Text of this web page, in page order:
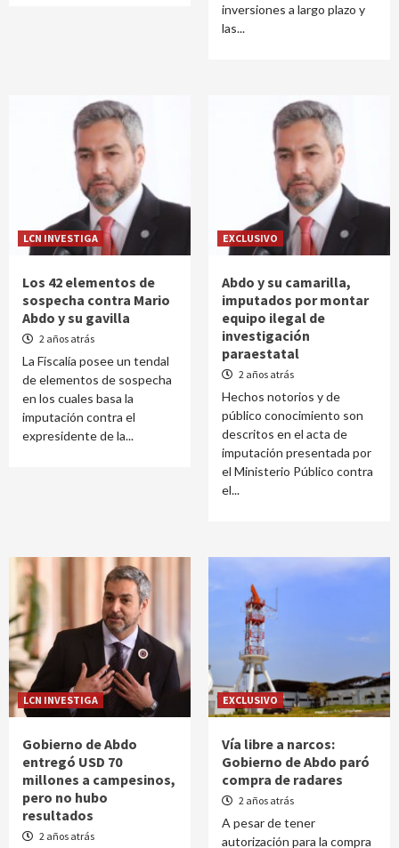
inversiones a largo plazo y
las...
LCN INVESTIGA
Los 42 elementos de
sospecha contra Mario
Abdo y su gavilla
2 años atrás
La Fiscalía posee un tendal
de elementos de sospecha
en los cuales basa la
imputación contra el
expresidente de la...
EXCLUSIVO
Abdo y su camarilla,
imputados por montar
equipo ilegal de
investigación
paraestatal
2 años atrás
Hechos notorios y de
público conocimiento son
descritos en el acta de
imputación presentada por
el Ministerio Público contra
el...
LCN INVESTIGA
Gobierno de Abdo
entregó USD 70
millones a campesinos,
pero no hubo
resultados
2 años atrás
EXCLUSIVO
Vía libre a narcos:
Gobierno de Abdo paró
compra de radares
2 años atrás
A pesar de tener
autorización para la compra